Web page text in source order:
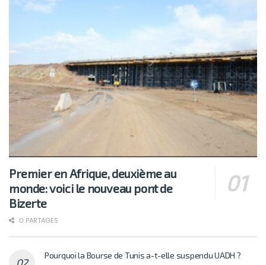
Premier en Afrique, deuxième au
monde: voici le nouveau pont de
Bizerte
0 PARTAGES
Pourquoi la Bourse de Tunis a-t-elle suspendu UADH ?